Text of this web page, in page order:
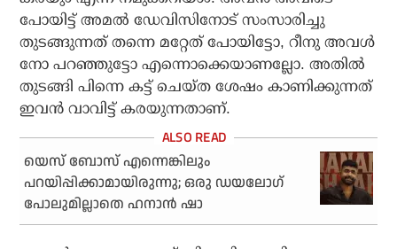
പോയിട്ട് അമല്‍ ഡേവിസിനോട് സംസാരിച്ചു
തുടങ്ങുന്നത് തന്നെ മറ്റേത് പോയിട്ടോ, റീനു അവള്‍
നോ പറഞ്ഞുട്ടോ എന്നൊക്കെയാണല്ലോ. അതില്‍
തുടങ്ങി പിന്നെ കട്ട് ചെയ്ത ശേഷം കാണിക്കുന്നത്
ഇവന്‍ വാവിട്ട് കരയുന്നതാണ്.
യെസ് ബോസ് എന്നെങ്കിലും
പറയിപ്പിക്കാമായിരുന്നു; ഒരു ഡയലോഗ്
പോലുമില്ലാതെ ഹനാന്‍ ഷാ